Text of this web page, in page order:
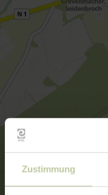
Zustimmung